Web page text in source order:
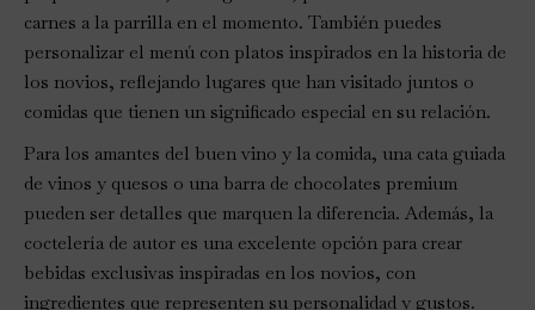
carnes a la parrilla en el momento. También puedes
personalizar el menú con platos inspirados en la historia de
los novios, reflejando lugares que han visitado juntos o
comidas que tienen un significado especial en su relación.
Para los amantes del buen vino y la comida, una cata guiada
de vinos y quesos o una barra de chocolates premium
pueden ser detalles que marquen la diferencia. Además, la
coctelería de autor es una excelente opción para crear
bebidas exclusivas inspiradas en los novios, con
ingredientes que representen su personalidad y gustos.